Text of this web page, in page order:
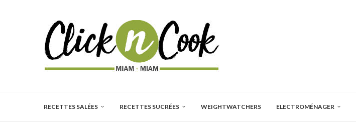
RECETTES SALÉES RECETTES SUCRÉES WEIGHTWATCHERS ELECTROMÉNAGER